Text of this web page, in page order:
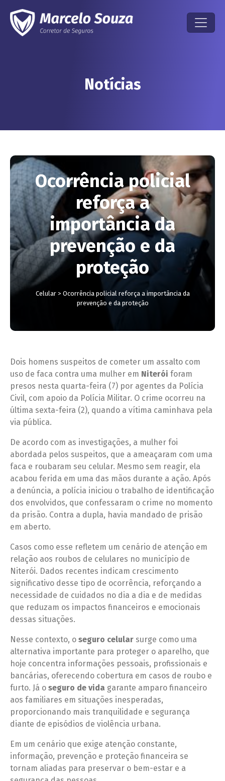
Notícias
Ocorrência policial
reforça a
importância da
prevenção e da
proteção
Celular> Ocorrência policial reforça a importância da
prevenção e da proteção
Dois homens suspeitos de cometer um assalto com
uso de faca contra uma mulher em Niterói foram
presos nesta quarta-feira (7) por agentes da Polícia
Civil, com apoio da Polícia Militar. O crime ocorreu na
última sexta-feira (2), quando a vítima caminhava pela
via pública.
De acordo com as investigações, a mulher foi
abordada pelos suspeitos, que a ameaçaram com uma
faca e roubaram seu celular. Mesmo sem reagir, ela
acabou ferida em uma das mãos durante a ação. Após
a denúncia, a polícia iniciou o trabalho de identificação
dos envolvidos, que confessaram o crime no momento
da prisão. Contra a dupla, havia mandado de prisão
em aberto.
Casos como esse refletem um cenário de atenção em
relação aos roubos de celulares no município de
Niterói. Dados recentes indicam crescimento
significativo desse tipo de ocorrência, reforçando a
necessidade de cuidados no dia a dia e de medidas
que reduzam os impactos financeiros e emocionais
dessas situações.
Nesse contexto, o seguro celular surge como uma
alternativa importante para proteger o aparelho, que
hoje concentra informações pessoais, profissionais e
bancárias, oferecendo cobertura em casos de roubo e
furto. Já o seguro de vida garante amparo financeiro
aos familiares em situações inesperadas,
proporcionando mais tranquilidade e segurança
diante de episódios de violência urbana.
Em um cenário que exige atenção constante,
informação, prevenção e proteção financeira se
tornam aliadas para preservar o bem-estar e a